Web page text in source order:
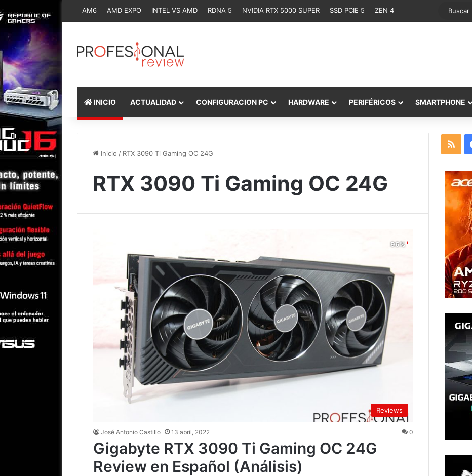
AM6 AMD EXPO INTEL VS AMD RDNA 5 NVIDIA RTX 5000 SUPER SSD PCIE 5 ZEN 4
INICIO ACTUALIDAD CONFIGURACION PC HARDWARE PERIFÉRICOS SMARTPHONE
Inicio / RTX 3090 Ti Gaming OC 24G
RTX 3090 Ti Gaming OC 24G
Reviews
José Antonio Castillo 13 abril, 2022 0
Gigabyte RTX 3090 Ti Gaming OC 24G
Review en Español (Análisis)
RSS